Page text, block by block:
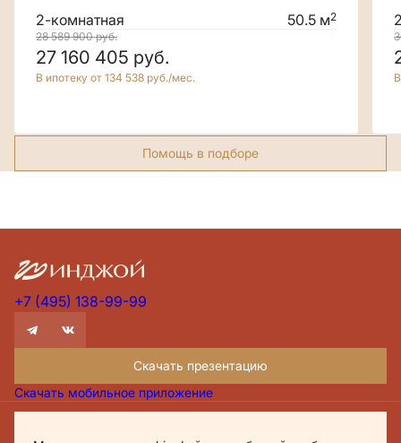
2-комнатная 50.5 м2
28 589 900руб.
27 160 405 руб.
В ипотеку от 134 538 руб./мес.
Помощь в подборе
+7 (495) 138-99-99
Скачать презентацию
Скачать мобильное приложение